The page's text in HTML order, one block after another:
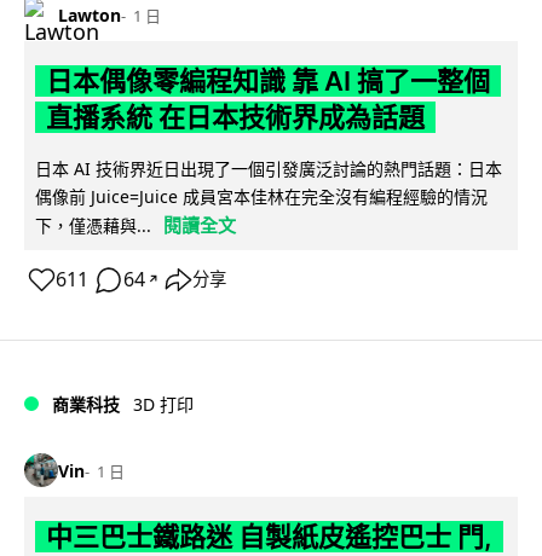
Lawton 1 日
日本偶像零編程知識 靠 AI 搞了一整個
直播系統 在日本技術界成為話題
日本 AI 技術界近日出現了一個引發廣泛討論的熱門話題：日本
偶像前 Juice=Juice 成員宮本佳林在完全沒有編程經驗的情況
下，僅憑藉與...
閱讀全文
611 64 ↗ 分享
商業科技 3D 打印
Vin 1 日
中三巴士鐵路迷 自製紙皮遙控巴士 門,